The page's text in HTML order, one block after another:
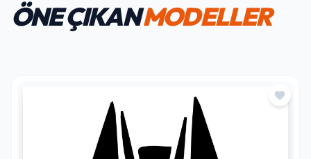
ÖNE ÇIKANMODELLER